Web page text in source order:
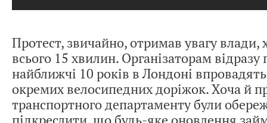
Протест, звичайно, отримав увагу влади,
всього 15 хвилин. Організаторам
найближчі 10 років в Лондоні
окремих велосипедних доріжок. Хоча й
транспортного департаменту були